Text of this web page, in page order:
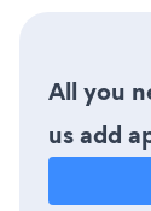
All you
us add